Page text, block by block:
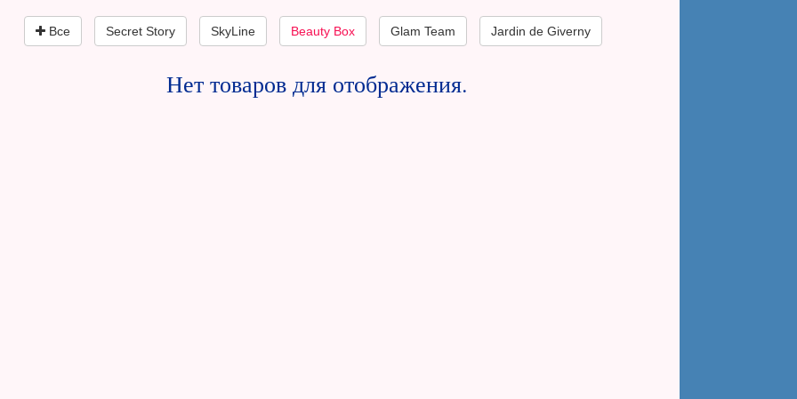
Все Secret Story SkyLine Beauty Box Glam Team Jardin de Giverny
Нет товаров для отображения.